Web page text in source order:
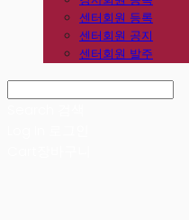
센터회원 등록
센터회원 공지
센터회원 발주